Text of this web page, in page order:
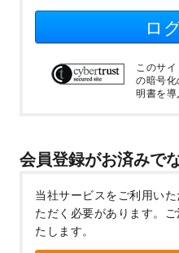
ロ
このサ
の暗号
明書を導
会員登録がお済みで
当社サービスをご利用い
ただく必要があります。
たします。